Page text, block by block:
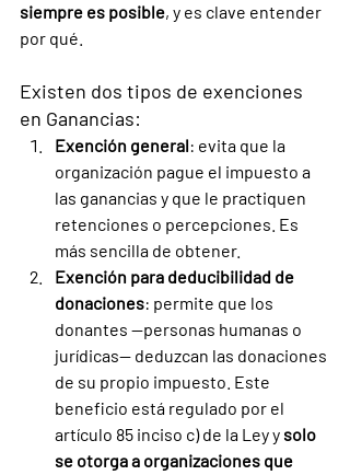
siempre es posible, y es clave entender
por qué.
Existen dos tipos de exenciones
en Ganancias:
Exención general: evita que la
organización pague el impuesto a
las ganancias y que le practiquen
retenciones o percepciones. Es
más sencilla de obtener.
Exención para deducibilidad de
donaciones: permite que los
donantes —personas humanas o
jurídicas— deduzcan las donaciones
de su propio impuesto. Este
beneficio está regulado por el
artículo 85 inciso c) de la Ley y solo
se otorga a organizaciones que